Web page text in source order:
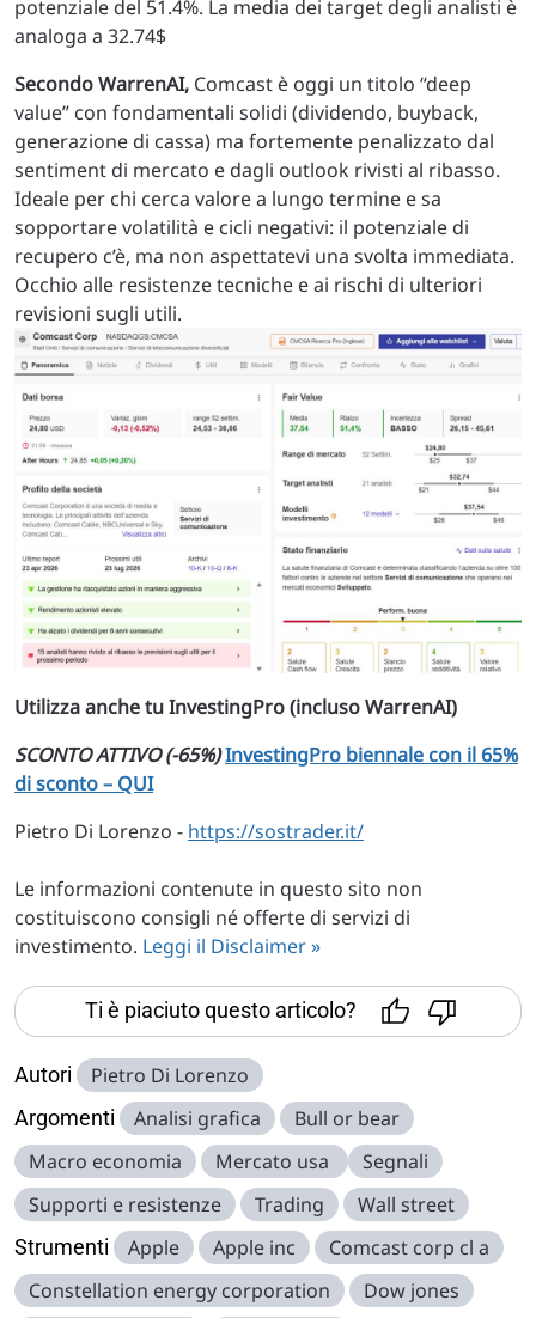
potenziale del 51.4%. La media dei target degli analisti è
analoga a 32.74$
Secondo WarrenAI, Comcast è oggi un titolo “deep
value” con fondamentali solidi (dividendo, buyback,
generazione di cassa) ma fortemente penalizzato dal
sentiment di mercato e dagli outlook rivisti al ribasso.
Ideale per chi cerca valore a lungo termine e sa
sopportare volatilità e cicli negativi: il potenziale di
recupero c’è, ma non aspettatevi una svolta immediata.
Occhio alle resistenze tecniche e ai rischi di ulteriori
revisioni sugli utili.
Utilizza anche tu InvestingPro (incluso WarrenAI)
SCONTO ATTIVO (-65%)InvestingPro biennale con il 65%
di sconto – QUI
Pietro Di Lorenzo - https://sostrader.it/
Le informazioni contenute in questo sito non
costituiscono consigli né offerte di servizi di
investimento. Leggi il Disclaimer »
Ti è piaciuto questo articolo?
Autori Pietro Di Lorenzo
Argomenti Analisi grafica
Bull or bear
Macro economia
Mercato usa
Segnali
Supporti e resistenze
Trading Wall street
Strumenti Apple Apple inc
Comcast corp cl a
Constellation energy corporation
Dow jones